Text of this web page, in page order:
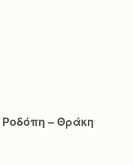
– Θράκη